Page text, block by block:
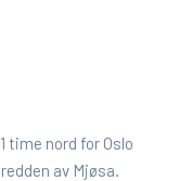
time nord for Oslo
av Mjøsa.